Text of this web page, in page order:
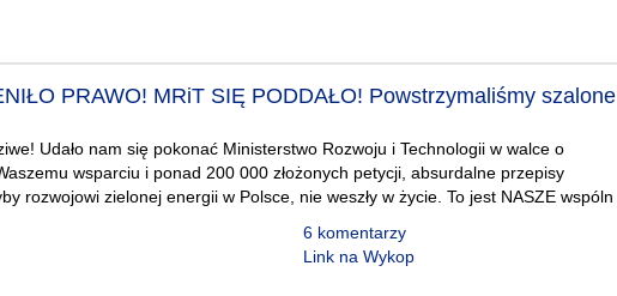
PRAWO! MRiT SIĘ PODDAŁO! Powstrzymaliśmy szalone
Udało nam się pokonać Ministerstwo Rozwoju i Technologii w walce o
wsparciu i ponad 200 000 złożonych petycji, absurdalne przepisy
rozwojowi zielonej energii w Polsce, nie weszły w życie. To jest NASZE wspóln
6 komentarzy
Link na Wykop